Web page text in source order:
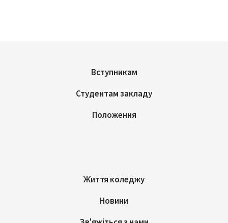
Вступникам
Студентам закладу
Положення
Життя коледжу
Новини